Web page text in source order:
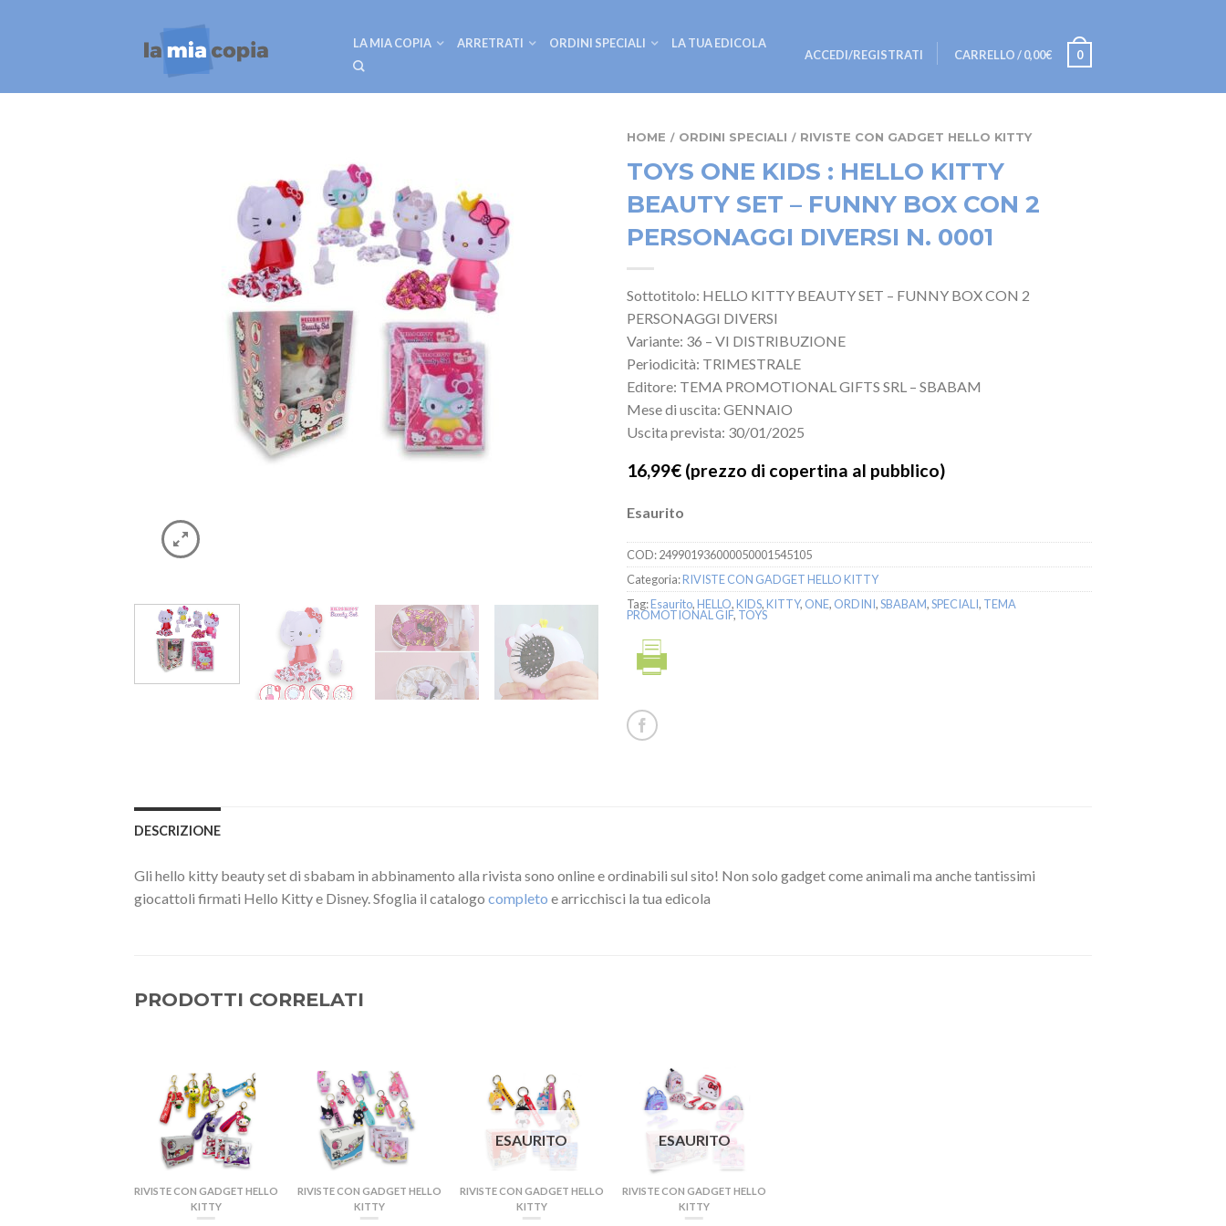
LA MIA COPIA ARRETRATI ORDINI SPECIALI
LA TUA EDICOLA
ACCEDI/REGISTRATI
CARRELLO/0,00€ 0
HOME / ORDINI SPECIALI / RIVISTE CON GADGET HELLO KITTY
TOYS ONE KIDS : HELLO KITTY
BEAUTY SET – FUNNY BOX CON 2
PERSONAGGI DIVERSI N. 0001
Sottotitolo: HELLO KITTY BEAUTY SET – FUNNY BOX CON 2
PERSONAGGI DIVERSI
Variante: 36 – VI DISTRIBUZIONE
Periodicità: TRIMESTRALE
Editore: TEMA PROMOTIONAL GIFTS SRL – SBABAM
Mese di uscita: GENNAIO
Uscita prevista: 30/01/2025
16,99€ (prezzo di copertina al pubblico)
Esaurito
COD:249901936000050001545105
Categoria:RIVISTE CON GADGET HELLO KITTY
Tag:Esaurito,HELLO,KIDS,KITTY, ONE, ORDINI,SBABAM,SPECIALI, TEMA
PROMOTIONAL GIF, TOYS
DESCRIZIONE
Gli hello kitty beauty set di sbabam in abbinamento alla rivista sono online e ordinabili sul sito! Non solo gadget come animali ma anche tantissimi
giocattoli firmati Hello Kitty e Disney. Sfoglia il catalogo completo e arricchisci la tua edicola
PRODOTTI CORRELATI
RIVISTE CON GADGET HELLO
KITTY
RIVISTE CON GADGET HELLO
KITTY
ESAURITO
RIVISTE CON GADGET HELLO
KITTY
ESAURITO
RIVISTE CON GADGET HELLO
KITTY